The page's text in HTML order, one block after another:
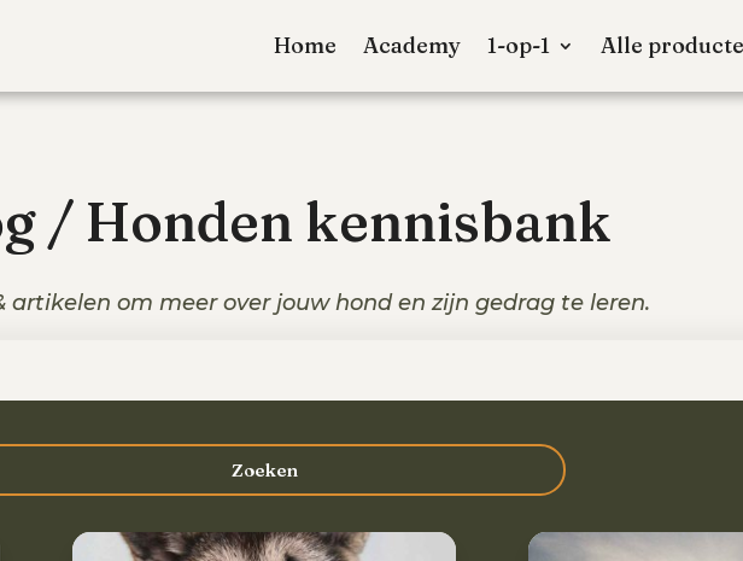
Home Academy 1-op-1 Alle
/ Honden kennisbank
artikelen om meer over jouw hond en zijn gedrag te leren.